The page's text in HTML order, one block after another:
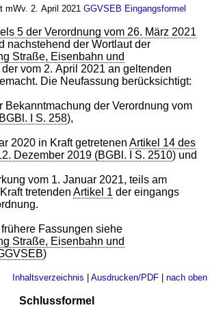
mWv. 2. April 2021GGVSEB Eingangsformel
5 der Verordnung vom 26. März 2021
nachstehend der Wortlaut der
Straße, Eisenbahn und
vom 2. April 2021 an geltenden
Die Neufassung berücksichtigt:
Bekanntmachung der Verordnung vom
I S. 258),
2020 in Kraft getretenenArtikel 14 des
Dezember 2019 (BGBl. I S. 2510) und
vom 1. Januar 2021, teils am
tretendenArtikel 1 der eingangs
Fassungen siehe
Straße, Eisenbahn und
)
Inhaltsverzeichnis | Ausdrucken/PDF| nach oben
Schlussformel